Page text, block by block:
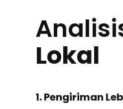
Lokal
1. Pengiriman